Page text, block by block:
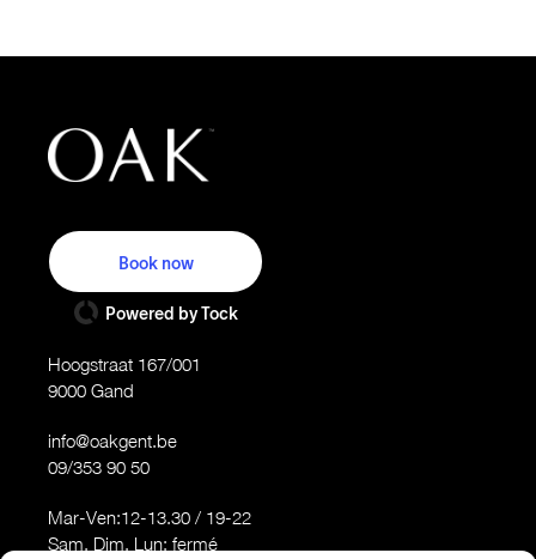
Book now
Powered by Tock
Hoogstraat 167/001
9000 Gand
info@oakgent.be
09/353 90 50
Mar-Ven:12-13.30 / 19-22
Sam, Dim, Lun: fermé